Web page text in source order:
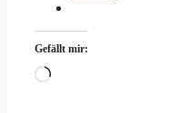
Gefällt mir:
Wird